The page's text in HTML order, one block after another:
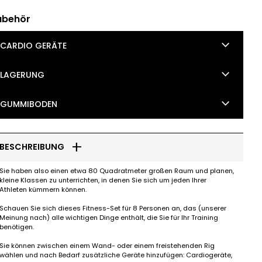
CARDIO GERÄTE keyboard_arrow_down
LAGERUNG keyboard_arrow_down
GUMMIBODEN keyboard_arrow_down
BESCHREIBUNG add
Sie haben also einen etwa 80 Quadratmeter großen Raum und planen,
kleine Klassen zu unterrichten, in denen Sie sich um jeden Ihrer
Athleten kümmern können.
Schauen Sie sich dieses Fitness-Set für 8 Personen an, das (unserer
Meinung nach) alle wichtigen Dinge enthält, die Sie für Ihr Training
benötigen.
Sie können zwischen einem Wand- oder einem freistehenden Rig
wählen und nach Bedarf zusätzliche Geräte hinzufügen: Cardiogeräte,